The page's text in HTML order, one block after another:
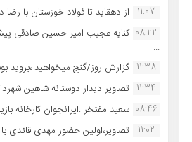
11:07 از دهقاید تا فولاد خوزستان با
08:22 کنایه عجیب امیر حسین صادقی
...
11:38 گزارش روز/گنج میخواهید ،بروید
11:34 تصاویر دیدار دوستانه شاهین
08:46 سعید مفتخر :ایرانجوان کارخانه
11:02
تصاویر،اولین حضور مهدی قائدی